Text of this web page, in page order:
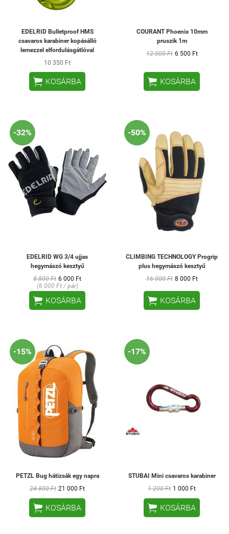
EDELRID Bulletproof HMS
csavaros karabiner kopásálló
lemezzel elfordulásgátlóval
10 350 Ft
 KOSÁRBA
COURANT Phoenix 10mm
pruszik 1m
12 000 Ft 6 500 Ft
 KOSÁRBA
-32%
EDELRID WG 3/4 ujjas
hegymászó kesztyű
8 800 Ft 6 000 Ft
(6 000 Ft / pár)
 KOSÁRBA
-50%
CLIMBING TECHNOLOGY Progrip
plus hegymászó kesztyű
16 000 Ft 8 000 Ft
 KOSÁRBA
-15%
PETZL Bug hátizsák egy napra
24 800 Ft 21 000 Ft
 KOSÁRBA
-17%
STUBAI Mini csavaros karabiner
1 200 Ft 1 000 Ft
 KOSÁRBA